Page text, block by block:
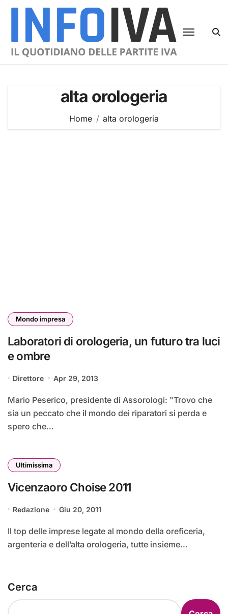
Skip
alta orologeria
Home alta orologeria
Mondo impresa
Laboratori di orologeria, un futuro tra luci
e ombre
Direttore Apr 29, 2013
Mario Peserico, presidente di Assorologi: "Trovo che
sia un peccato che il mondo dei riparatori si perda e
spero che…
Ultimissima
Vicenzaoro Choise 2011
Redazione Giu 20, 2011
Il top delle imprese legate al mondo della oreficeria,
argenteria e dell’alta orologeria, tutte insieme...
Cerca